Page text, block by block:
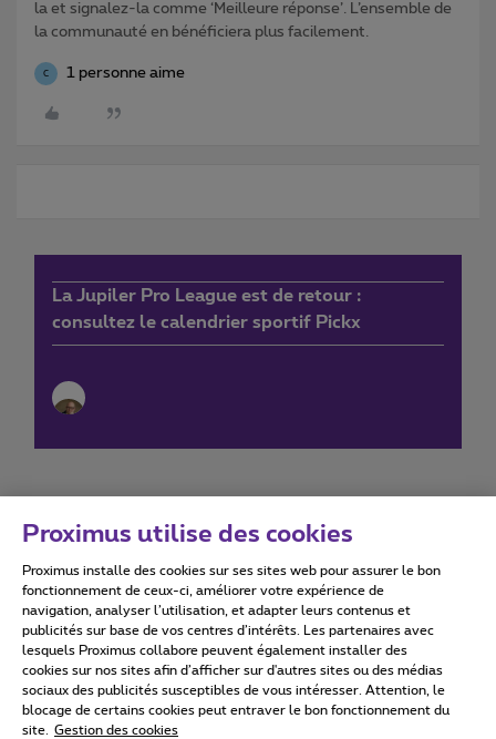
la et signalez-la comme ‘Meilleure réponse’. L’ensemble de
la communauté en bénéficiera plus facilement.
C 1 personne aime
La Jupiler Pro League est de retour :
consultez le calendrier sportif Pickx
Conditions d'utilisation Accessibility statement
Tous droits réservés. © 2026
Conditions générales, info consommateur
Proximus utilise des cookies
Proximus installe des cookies sur ses sites web pour assurer le bon
fonctionnement de ceux-ci, améliorer votre expérience de
navigation, analyser l’utilisation, et adapter leurs contenus et
publicités sur base de vos centres d’intérêts. Les partenaires avec
lesquels Proximus collabore peuvent également installer des
cookies sur nos sites afin d’afficher sur d'autres sites ou des médias
sociaux des publicités susceptibles de vous intéresser. Attention, le
blocage de certains cookies peut entraver le bon fonctionnement du
site.
Gestion des cookies